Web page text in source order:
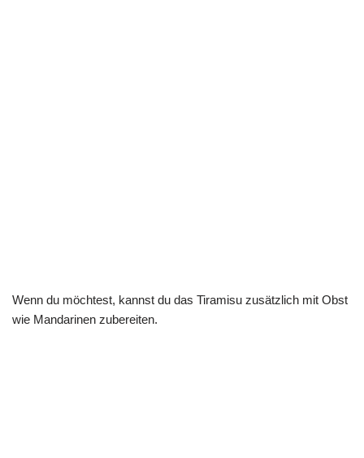
Wenn du möchtest, kannst du das Tiramisu zusätzlich mit Obst
wie Mandarinen zubereiten.